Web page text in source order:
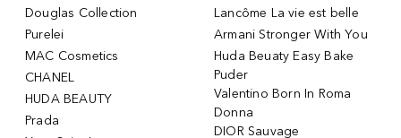
Douglas Collection
Purelei
MAC Cosmetics
CHANEL
HUDA BEAUTY
Prada
Lancôme La vie est belle
Armani Stronger With You
Huda Beuaty Easy Bake
Puder
Valentino Born In Roma
Donna
DIOR Sauvage